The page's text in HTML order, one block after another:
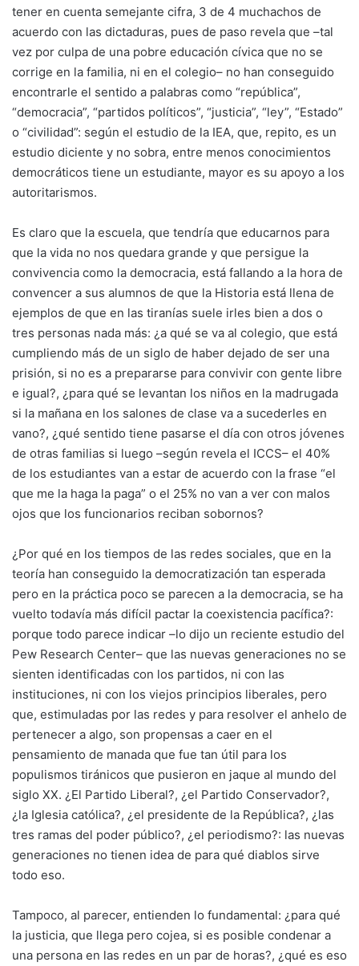
tener en cuenta semejante cifra, 3 de 4 muchachos de
acuerdo con las dictaduras, pues de paso revela que –tal
vez por culpa de una pobre educación cívica que no se
corrige en la familia, ni en el colegio– no han conseguido
encontrarle el sentido a palabras como “república”,
“democracia”, “partidos políticos”, “justicia”, “ley”, “Estado”
o “civilidad”: según el estudio de la IEA, que, repito, es un
estudio diciente y no sobra, entre menos conocimientos
democráticos tiene un estudiante, mayor es su apoyo a los
autoritarismos.
Es claro que la escuela, que tendría que educarnos para
que la vida no nos quedara grande y que persigue la
convivencia como la democracia, está fallando a la hora de
convencer a sus alumnos de que la Historia está llena de
ejemplos de que en las tiranías suele irles bien a dos o
tres personas nada más: ¿a qué se va al colegio, que está
cumpliendo más de un siglo de haber dejado de ser una
prisión, si no es a prepararse para convivir con gente libre
e igual?, ¿para qué se levantan los niños en la madrugada
si la mañana en los salones de clase va a sucederles en
vano?, ¿qué sentido tiene pasarse el día con otros jóvenes
de otras familias si luego –según revela el ICCS– el 40%
de los estudiantes van a estar de acuerdo con la frase “el
que me la haga la paga” o el 25% no van a ver con malos
ojos que los funcionarios reciban sobornos?
¿Por qué en los tiempos de las redes sociales, que en la
teoría han conseguido la democratización tan esperada
pero en la práctica poco se parecen a la democracia, se ha
vuelto todavía más difícil pactar la coexistencia pacífica?:
porque todo parece indicar –lo dijo un reciente estudio del
Pew Research Center– que las nuevas generaciones no se
sienten identificadas con los partidos, ni con las
instituciones, ni con los viejos principios liberales, pero
que, estimuladas por las redes y para resolver el anhelo de
pertenecer a algo, son propensas a caer en el
pensamiento de manada que fue tan útil para los
populismos tiránicos que pusieron en jaque al mundo del
siglo XX. ¿El Partido Liberal?, ¿el Partido Conservador?,
¿la Iglesia católica?, ¿el presidente de la República?, ¿las
tres ramas del poder público?, ¿el periodismo?: las nuevas
generaciones no tienen idea de para qué diablos sirve
todo eso.
Tampoco, al parecer, entienden lo fundamental: ¿para qué
la justicia, que llega pero cojea, si es posible condenar a
una persona en las redes en un par de horas?, ¿qué es eso